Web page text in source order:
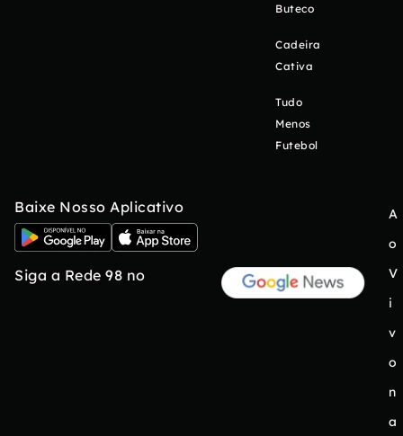
Buteco
Cadeira
Cativa
Tudo
Menos
Futebol
Baixe Nosso Aplicativo
Siga a Rede 98 no
A
o
V
i
v
o
n
a